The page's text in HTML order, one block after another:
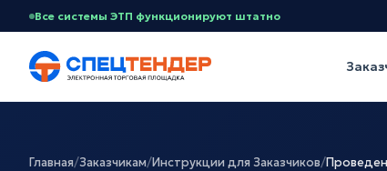
Все системы ЭТП функционируют штатно
Главная/Заказчикам/Инструкции для Заказчиков/